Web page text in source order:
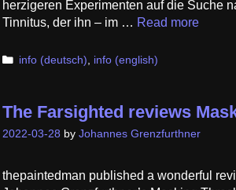
herzigeren Experi­menten auf die Suche
Tinnitus, der ihn – im … Read more
Categories
info (deutsch) info (english)
The Farsighted reviews
2022-03-28 by Johannes Grenzfurthner
thepaintedman published a wonderful